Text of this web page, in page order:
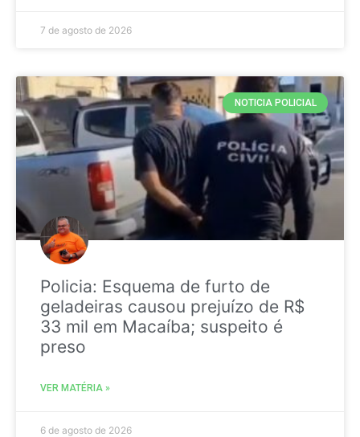
7 de agosto de 2026
NOTICIA POLICIAL
Policia: Esquema de furto de
geladeiras causou prejuízo de R$
33 mil em Macaíba; suspeito é
preso
VER MATÉRIA »
6 de agosto de 2026